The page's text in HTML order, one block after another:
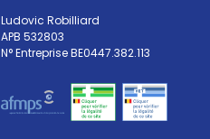
Ludovic Robilliard
APB 532803
N° Entreprise BE0447.382.113